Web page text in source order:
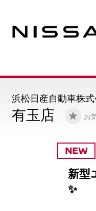
有玉店 お
浜松日産自動車株
新型
✨